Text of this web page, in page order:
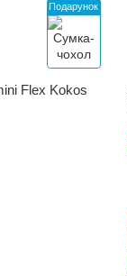
Подарунок
Flex Kokos